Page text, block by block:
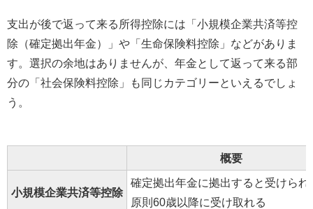
支出が後で返って来る所得控除には「小規模企業共済等控
除（確定拠出年金）」や「生命保険料控除」などがありま
す。選択の余地はありませんが、年金として返って来る部
分の「社会保険料控除」も同じカテゴリーといえるでしょ
う。
概要
小規模企業共済等控除
確定拠出年金に拠出すると受けられ
原則60歳以降に受け取れる